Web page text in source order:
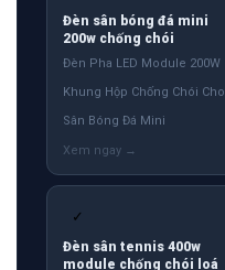
Đèn sân bóng đá mini
200w chống chói
Đèn Pha LED Module 200W
Khung Hộp Chống Chói Cho
Sân Bóng Đá Mini
✓
Đèn sân tennis 400w
module chống chói loá